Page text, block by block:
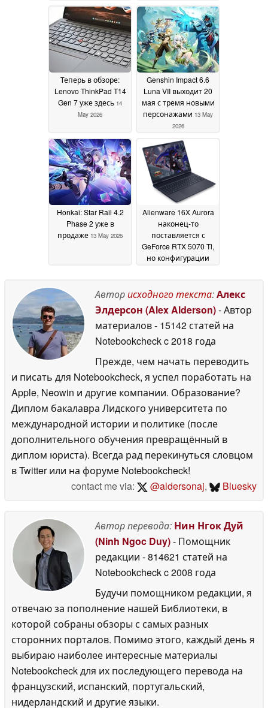
14 May 2026 14 May 2026
Теперь в обзоре:
Lenovo ThinkPad T14
Gen 7 уже здесь 14
May 2026
Genshin Impact 6.6
Luna VII выходит 20
мая с тремя новыми
персонажами 13 May
2026
Honkai: Star Rail 4.2
Phase 2 уже в
продаже 13 May 2026
Alienware 16X Aurora
наконец-то
поставляется с
GeForce RTX 5070 Ti,
но конфигурации
2026
Авторисходного текста:Алекс
Элдерсон (Alex Alderson)- Автор
материалов- 15142 статей на
Notebookcheckc 2018 года
Прежде, чем начать переводить
и писать для Notebookcheck, я успел поработать на
Apple, Neowin и другие компании. Образование?
Диплом бакалавра Лидского университета по
международной истории и политике (после
дополнительного обучения превращённый в
диплом юриста). Всегда рад перекинуться словцом
в Twitter или на форуме Notebookcheck!
contact me via:
@aldersonaj, Bluesky
Автор перевода: Нин Нгок Дуй
(Ninh Ngoc Duy)- Помощник
редакции - 814621 статей на
Notebookcheckc 2008 года
Будучи помощником редакции, я
отвечаю за пополнение нашей Библиотеки, в
которой собраны обзоры с самых разных
сторонних порталов. Помимо этого, каждый день я
выбираю наиболее интересные материалы
Notebookcheck для их последующего перевода на
французский, испанский, португальский,
нидерландский и другие языки.